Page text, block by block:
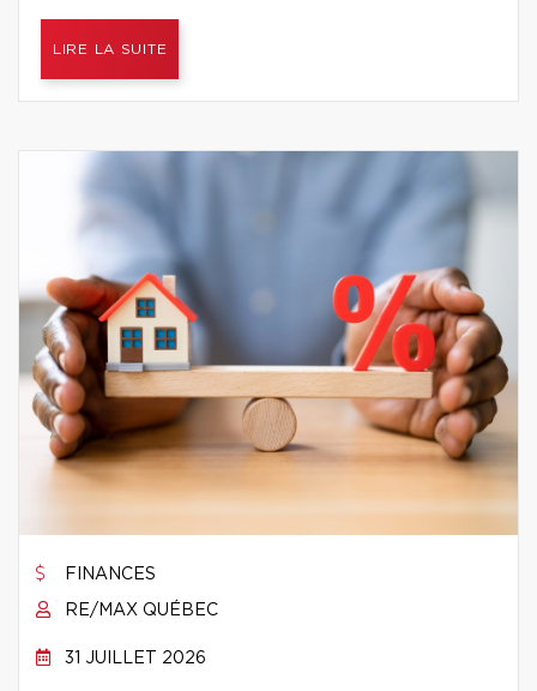
LIRE LA SUITE
FINANCES
RE/MAX QUÉBEC
31 JUILLET 2026